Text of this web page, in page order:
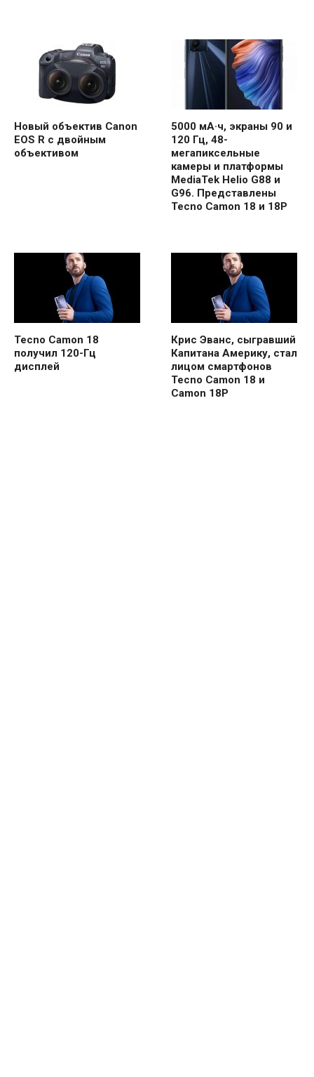
Новый объектив Canon
EOS R с двойным
объективом
5000 мА·ч, экраны 90 и
120 Гц, 48-
мегапиксельные
камеры и платформы
MediaTek Helio G88 и
G96. Представлены
Tecno Camon 18 и 18P
Tecno Camon 18
получил 120-Гц
дисплей
Крис Эванс, сыгравший
Капитана Америку, стал
лицом смартфонов
Tecno Camon 18 и
Camon 18P